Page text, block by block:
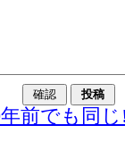
年前でも同